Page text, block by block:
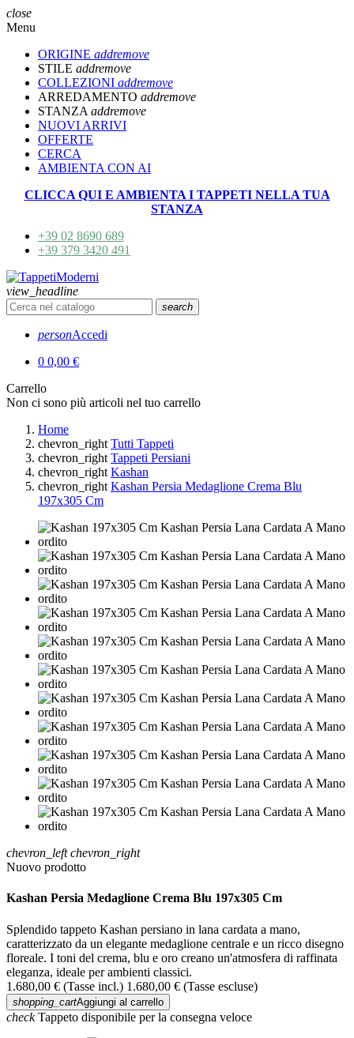
close
Menu
ORIGINE addremove
STILE addremove
COLLEZIONI addremove
ARREDAMENTO addremove
STANZA addremove
NUOVI ARRIVI
OFFERTE
CERCA
AMBIENTA CON AI
CLICCA QUI E AMBIENTA I TAPPETI NELLA TUA
STANZA
+39 02 8690 689
+39 379 3420 491
view_headline
search
personAccedi
0 0,00 €
Carrello
Non ci sono più articoli nel tuo carrello
Home
chevron_right Tutti Tappeti
chevron_right Tappeti Persiani
chevron_right Kashan
chevron_right Kashan Persia Medaglione Crema Blu
197x305 Cm
chevron_left chevron_right
Nuovo prodotto
Kashan Persia Medaglione Crema Blu 197x305 Cm
Splendido tappeto Kashan persiano in lana cardata a mano,
caratterizzato da un elegante medaglione centrale e un ricco disegno
floreale. I toni del crema, blu e oro creano un'atmosfera di raffinata
eleganza, ideale per ambienti classici.
1.680,00 € (Tasse incl.) 1.680,00 € (Tasse escluse)
shopping_cartAggiungi al carrello
checkTappeto disponibile per la consegna veloce